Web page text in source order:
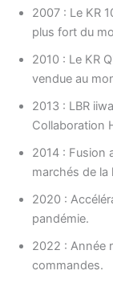
2007 : Le KR
plus fort du
2010 : Le KR
vendue au
2013 : LBR
Collaboration
2014 : Fusion
marchés de la
2020 :
pandémie.
2022 : Année
commandes.